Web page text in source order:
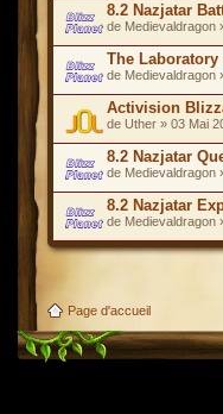
8.2 Nazjatar
de Medievaldragon
The Laboratory
de Medievaldragon
Activision
de Uther » 03 Mai
8.2 Nazjatar
de Medievaldragon
8.2 Nazjatar
de Medievaldragon
Page d'accueil